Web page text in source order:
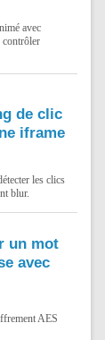
avec
contrôler
de clic
iframe
les clics
blur.
un mot
avec
AES